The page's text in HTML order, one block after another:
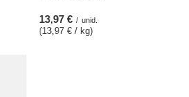
13,97 € / unid.
(13,97 € / kg)